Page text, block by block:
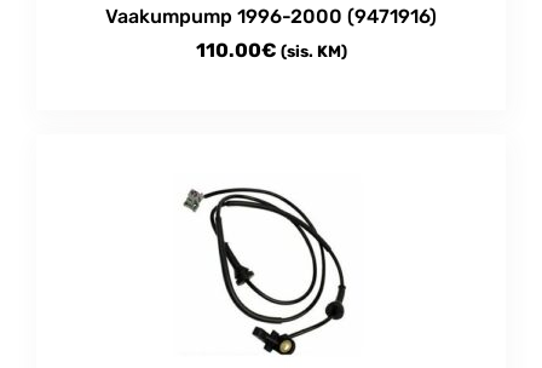
Vaakumpump 1996-2000 (9471916)
110.00€ (sis. KM)